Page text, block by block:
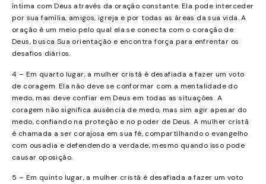
íntima com Deus através da oração constante. Ela pode interceder
por sua família, amigos, igreja e por todas as áreas da sua vida. A
oração é um meio pelo qual ela se conecta com o coração de
Deus, busca Sua orientação e encontra força para enfrentar os
desafios diários.
4 – Em quarto lugar, a mulher cristã é desafiada a fazer um voto
de coragem. Ela não deve se conformar com a mentalidade do
medo, mas deve confiar em Deus em todas as situações. A
coragem não significa ausência de medo, mas sim agir apesar do
medo, confiando na proteção e no poder de Deus. A mulher cristã
é chamada a ser corajosa em sua fé, compartilhando o evangelho
com ousadia e defendendo a verdade, mesmo quando isso pode
causar oposição.
5 – Em quinto lugar, a mulher cristã é desafiada a fazer um voto